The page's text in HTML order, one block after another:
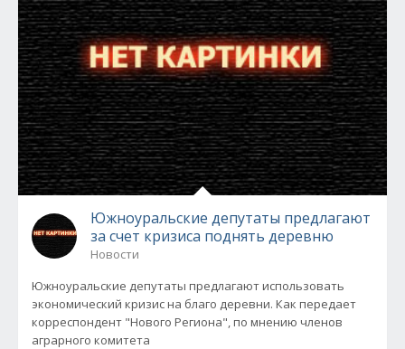
Южноуральские депутаты предлагают
за счет кризиса поднять деревню
Новости
Южноуральские депутаты предлагают использовать
экономический кризис на благо деревни. Как передает
корреспондент "Нового Региона", по мнению членов
аграрного комитета